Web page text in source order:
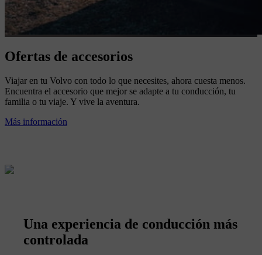
Ofertas de accesorios
Viajar en tu Volvo con todo lo que necesites, ahora cuesta menos.
Encuentra el accesorio que mejor se adapte a tu conducción, tu
familia o tu viaje. Y vive la aventura.
Más información
Una experiencia de conducción más
controlada